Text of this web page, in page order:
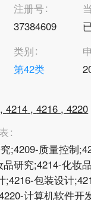
注册号
37384609
类别
第42类
,4214 ,4216 ,4220
;4209-质量控制
品研究;4214-化妆
;4216-包装设计
计算机软件开